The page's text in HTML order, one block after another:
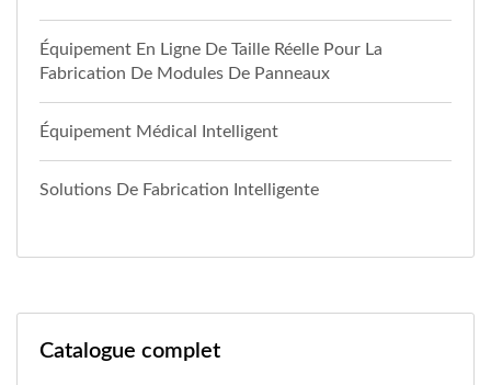
Équipement En Ligne De Taille Réelle Pour La
Fabrication De Modules De Panneaux
Équipement Médical Intelligent
Solutions De Fabrication Intelligente
Catalogue complet